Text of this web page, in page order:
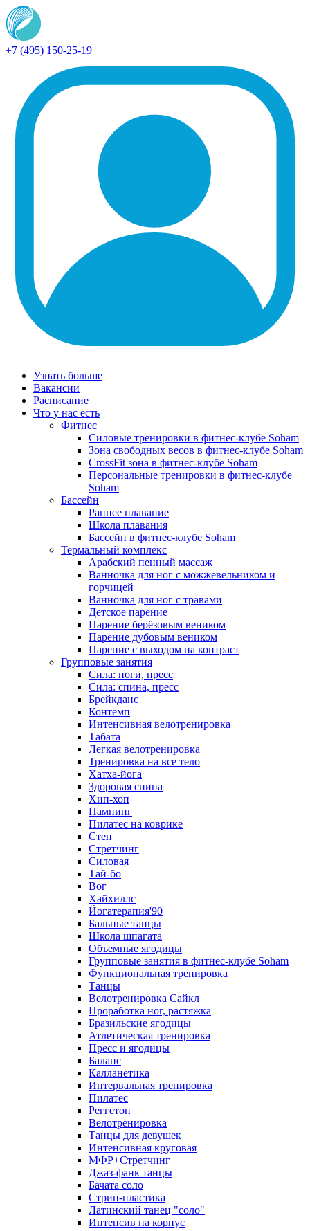
+7 (495) 150-25-19
Узнать больше
Вакансии
Расписание
Что у нас есть
Фитнес
Силовые тренировки в фитнес-клубе Soham
Зона свободных весов в фитнес-клубе Soham
CrossFit зона в фитнес-клубе Soham
Персональные тренировки в фитнес-клубе
Soham
Бассейн
Раннее плавание
Школа плавания
Бассейн в фитнес-клубе Soham
Термальный комплекс
Арабский пенный массаж
Ванночка для ног с можжевельником и
горчицей
Ванночка для ног с травами
Детское парение
Парение берёзовым веником
Парение дубовым веником
Парение с выходом на контраст
Групповые занятия
Сила: ноги, пресс
Сила: спина, пресс
Брейкданс
Контемп
Интенсивная велотренировка
Табата
Легкая велотренировка
Тренировка на все тело
Хатха-йога
Здоровая спина
Хип-хоп
Пампинг
Пилатес на коврике
Степ
Стретчинг
Силовая
Тай-бо
Вог
Хайхиллс
Йогатерапия'90
Бальные танцы
Школа шпагата
Объемные ягодицы
Групповые занятия в фитнес-клубе Soham
Функциональная тренировка
Танцы
Велотренировка Сайкл
Проработка ног, растяжка
Бразильские ягодицы
Атлетическая тренировка
Пресс и ягодицы
Баланс
Калланетика
Интервальная тренировка
Пилатес
Реггетон
Велотренировка
Танцы для девушек
Интенсивная круговая
МФР+Стретчинг
Джаз-фанк танцы
Бачата соло
Стрип-пластика
Латинский танец "соло"
Интенсив на корпус